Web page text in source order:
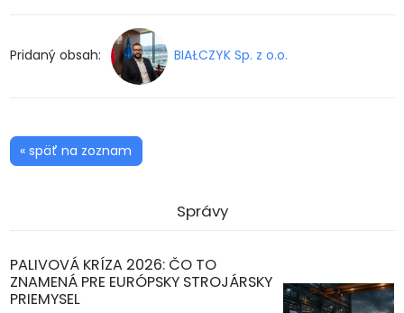
Pridaný obsah: BIAŁCZYK Sp. z o.o.
« späť na zoznam
Správy
PALIVOVÁ KRÍZA 2026: ČO TO
ZNAMENÁ PRE EURÓPSKY STROJÁRSKY
PRIEMYSEL